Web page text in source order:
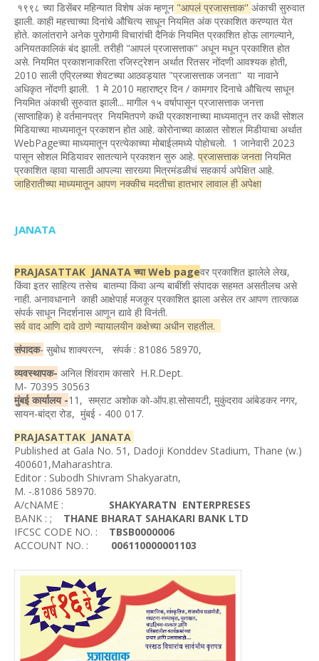
१९९८ च्या डिसेंबर महिन्यात विशेष अंक म्हणून "आपलं प्रजासत्ताक" अंकाची सुरुवात
झाली. काही महत्त्वाच्या दिनांचे औचित्य साधून नियमित अंक प्रकाशित करण्यात येत
होते. कालांतराने अनेक पुरोगामी विचारांची दैनिकं नियमित प्रकाशित होऊ लागल्याने,
अनियतकालिकं बंद झाली. तरीही "आपलं प्रजासत्ताक" अधून मधून प्रकाशित होत
असे. नियमित प्रकाशनाकरिता रजिस्ट्रेशन अर्थात रितसर नोंदणी आवश्यक होती,
2010 साली एप्रिलच्या शेवटच्या आठवड्यात "प्रजासत्ताक जनता" या नावाने
अधिकृत नोंदणी झाली. 1 मे 2010 महाराष्ट्र दिन / कामगार दिनाचे औचित्य साधून
नियमित अंकाची सुरुवात झाली... मागील १५ वर्षापासून प्रजासत्ताक जनत्ता
(साप्ताहिक) हे वर्तमानपत्र नियमितपणे कधी प्रकाशनाच्या माध्यमातून तर कधी सोशल
मिडियाच्या माध्यमातून प्रकाशन होत आहे. कोरोनाच्या काळात सोशल मिडीयाचा अर्थात
WebPageच्या माध्यमातून प्रत्येकाच्या मोबाईलमध्ये पोहोचलो. 1 जानेवारी 2023
पासून सोशल मिडियावर सातत्याने प्रकाशन सुरु आहे. प्रजासत्ताक जनतानियमित
प्रकाशित व्हावा यासाठी आपल्या सारख्या मित्रमंडळीचं सहकार्य अपेक्षित आहे.
जाहिरातीच्या माध्यमातून आपण नक्कीच मदतीचा हातभार लावाल ही अपेक्षा
JANATA
PRAJASATTAK JANATA च्या Web pageवर प्रकाशित झालेले लेख,
किंवा इतर साहित्य तसेच बातम्या किंवा अन्य बाबींशी संपादक सहमत असतीलच असे
नाही. अनावधानाने काही आक्षेपार्ह मजकूर प्रकाशित झाला असेल तर आपण तात्काळ
संपर्क साधून निदर्शनास आणून द्यावे ही विनंती.
सर्व वाद आणि दावे ठाणे न्यायालयीन कक्षेच्या अधीन राहतील.
संपादक- सुबोध शाक्यरत्न, संपर्क : 81086 58970,
व्यवस्थापक- अनिल शिंवराम कासारे H.R.Dept.
M- 70395 30563
मुंबई कार्यालय -11, सम्राट अशोक को-ऑप.हा.सोसायटी, मुकुंदराव आंबेडकर नगर,
सायन-बांद्रा रोड, मुंबई - 400 017.
PRAJASATTAK JANATA
Published at Gala No. 51, Dadoji Konddev Stadium, Thane (w.)
400601,Maharashtra.
Editor : Subodh Shivram Shakyaratn,
M. -.81086 58970.
A/cNAME : SHAKYARATN ENTERPRESES
BANK : ; THANE BHARAT SAHAKARI BANK LTD
IFCSC CODE NO. : TBSB0000006
ACCOUNT NO. : 006110000001103